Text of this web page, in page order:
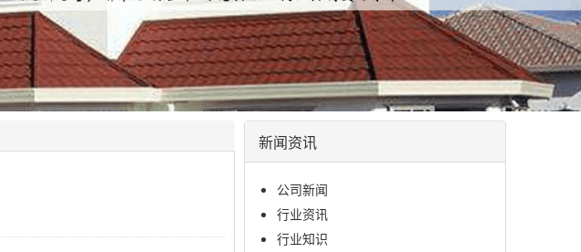
新闻资讯
公司新闻
行业资讯
行业知识